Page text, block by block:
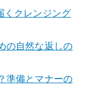
くクレンジング
の自然な返しの
準備とマナーの